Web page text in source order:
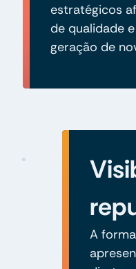
estratégicos
de qualidade
geração de
A